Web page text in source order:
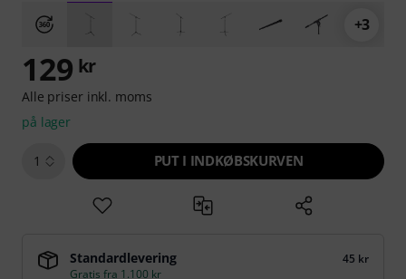
+3
129 kr
Alle priser inkl. moms
på lager
1 PUT I INDKØBSKURVEN
Standardlevering
45 kr
Gratis fra 1.100 kr